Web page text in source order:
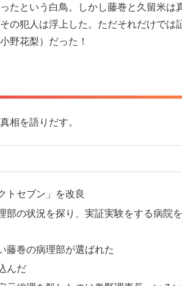
たという白鳥。しかし藤巻と久留米は
の犯人は浮上した。ただそれだけでは
野花梨）だった！
相を語りだす。
トセブン」を改良
部の状況を探り、実証実験をする病院
藤巻の病理部が選ばれた
んだ